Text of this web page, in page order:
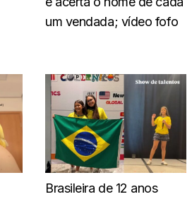
um vendada; vídeo fofo
Brasileira de 12 anos